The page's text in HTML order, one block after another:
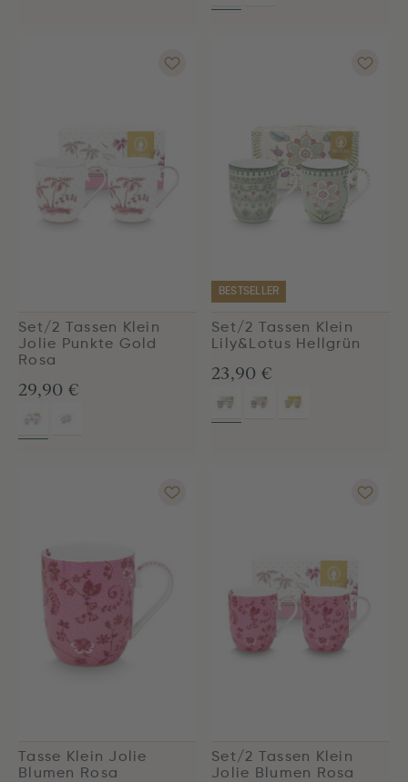
Set/2 Tassen Klein
Jolie Punkte Gold
Rosa
29,90 €
BESTSELLER
Set/2 Tassen Klein
Lily&Lotus Hellgrün
23,90 €
Tasse Klein Jolie
Blumen Rosa
Set/2 Tassen Klein
Jolie Blumen Rosa